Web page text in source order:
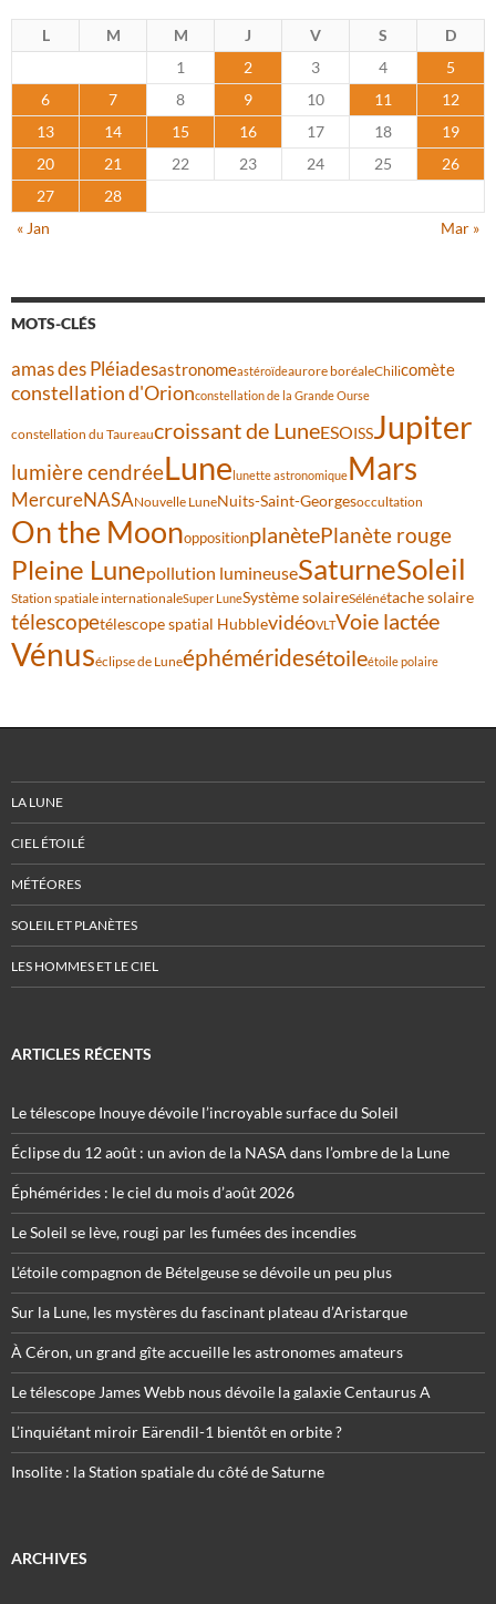
L M M J V S
D
1
2 3 4
5
6
7 8 9 10 11
12
13
14 15 16 17 18
19
20
21 22 23 24 25
26
27
28
« Jan
Mar »
MOTS-CLÉS
amas des Pléiadesastronomeastéroïdeaurore boréaleChilicomète
constellation d'Orionconstellation de la Grande Ourse
constellation du Taureaucroissant de LuneESOISSJupiter
lumière cendréeLune lunette astronomiqueMars
MercureNASANouvelle LuneNuits-Saint-Georgesoccultation
On the MoonoppositionplanètePlanète rouge
Pleine Lunepollution lumineuseSaturneSoleil
Station spatiale internationaleSuper LuneSystème solaireSélénétache solaire
télescopetélescope spatial HubblevidéoVLTVoie lactée
Vénuséclipse de Luneéphéméridesétoileétoile polaire
LA LUNE
CIEL ÉTOILÉ
MÉTÉORES
SOLEIL ET PLANÈTES
LES HOMMES ET LE CIEL
ARTICLES RÉCENTS
Le télescope Inouye dévoile l’incroyable surface du Soleil
Éclipse du 12 août : un avion de la NASA dans l’ombre de la Lune
Éphémérides : le ciel du mois d’août 2026
Le Soleil se lève, rougi par les fumées des incendies
L’étoile compagnon de Bételgeuse se dévoile un peu plus
Sur la Lune, les mystères du fascinant plateau d’Aristarque
À Céron, un grand gîte accueille les astronomes amateurs
Le télescope James Webb nous dévoile la galaxie Centaurus A
L’inquiétant miroir Eärendil-1 bientôt en orbite ?
Insolite : la Station spatiale du côté de Saturne
ARCHIVES